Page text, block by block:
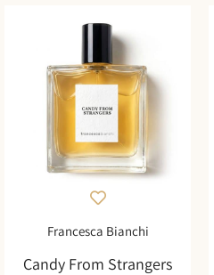
Francesca Bianchi
Candy From Strangers